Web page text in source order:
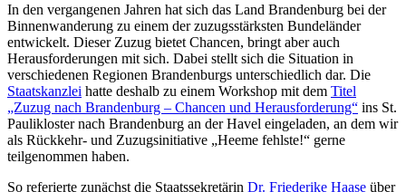
In den vergangenen Jahren hat sich das Land Brandenburg bei der
Binnenwanderung zu einem der zuzugsstärksten Bundeländer
entwickelt. Dieser Zuzug bietet Chancen, bringt aber auch
Herausforderungen mit sich. Dabei stellt sich die Situation in
verschiedenen Regionen Brandenburgs unterschiedlich dar. Die
Staatskanzlei hatte deshalb zu einem Workshop mit dem Titel
„Zuzug nach Brandenburg – Chancen und Herausforderung“ ins St.
Paulikloster nach Brandenburg an der Havel eingeladen, an dem wir
als Rückkehr- und Zuzugsinitiative „Heeme fehlste!“ gerne
teilgenommen haben.
So referierte zunächst die Staatssekretärin Dr. Friederike Haase über